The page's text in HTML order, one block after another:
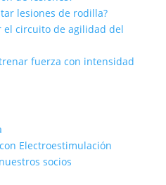
lesiones de rodilla?
el circuito de agilidad del
fuerza con intensidad
Electroestimulación
socios